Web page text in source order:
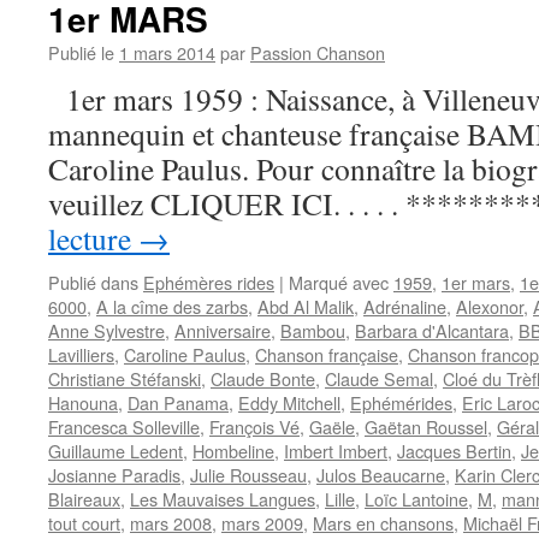
« La
à
Bruxelles,
Michel
Van
Muylem
est
1er MARS
Publié le 1 mars 2014par Passion Chanson
1er mars 1959 : Naissance, à
mannequin et chanteuse française
Caroline Paulus. Pour connaître la
veuillez CLIQUER ICI. . . . .
lecture →
Publié dans Ephémères rides | Marqué avec 1959, 1er mars,
6000, A la cîme des zarbs, Abd Al Malik, Adrénaline, Alexonor,
Anne Sylvestre, Anniversaire, Bambou, Barbara d'Alcantara,
Lavilliers, Caroline Paulus, Chanson française, Chanson
Christiane Stéfanski, Claude Bonte, Claude Semal, Cloé du
Hanouna, Dan Panama, Eddy Mitchell, Ephémérides, Eric
Francesca Solleville, François Vé, Gaële, Gaëtan Roussel,
Guillaume Ledent, Hombeline, Imbert Imbert, Jacques Bertin,
Josianne Paradis, Julie Rousseau, Julos Beaucarne, Karin
Blaireaux, Les Mauvaises Langues, Lille, Loïc Lantoine, M,
tout court, mars 2008, mars 2009, Mars en chansons, Michaël